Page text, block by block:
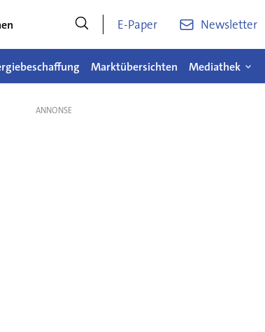
E-Paper Newsletter
Marktübersichten Mediathek